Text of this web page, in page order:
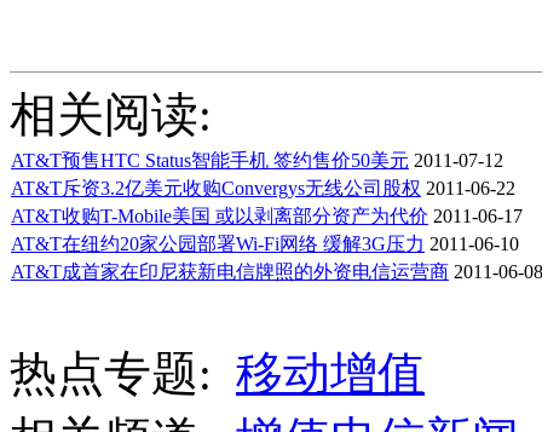
相关阅读:
AT&T预售HTC Status智能手机 签约售价50美元 2011-07-12
AT&T斥资3.2亿美元收购Convergys无线公司股权 2011-06-22
AT&T收购T-Mobile美国 或以剥离部分资产为代价 2011-06-17
AT&T在纽约20家公园部署Wi-Fi网络 缓解3G压力 2011-06-10
AT&T成首家在印尼获新电信牌照的外资电信运营商 2011-06-08
热点专题: 移动增值